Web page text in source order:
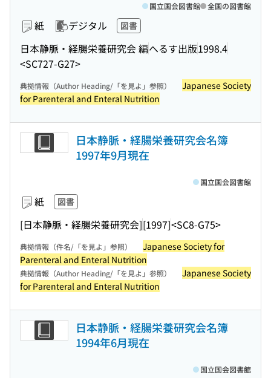
紙 デジタル 図書
日本静脈・経腸栄養研究会 編へるす出版1998.4
<SC727-G27>
国立国会図書館 全国の図書館
典拠情報（Author Heading/「を見よ」参照）
Japanese Society
for Parenteral and Enteral Nutrition
日本静脈・経腸栄養研究会名簿
1997年9月現在
紙 図書
[日本静脈・経腸栄養研究会][1997]<SC8-G75>
国立国会図書館
典拠情報（件名/「を見よ」参照）
Japanese Society for
Parenteral and Enteral Nutrition
典拠情報（Author Heading/「を見よ」参照）
Japanese Society
for Parenteral and Enteral Nutrition
日本静脈・経腸栄養研究会名簿
1994年6月現在
国立国会図書館